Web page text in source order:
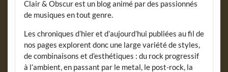
Clair & Obscur est un blog animé par des passionnés
de musiques en tout genre.
Les chroniques d’hier et d’aujourd’hui publiées au fil de
nos pages explorent donc une large variété de styles,
de combinaisons et d’esthétiques : du rock progressif
à l’ambient, en passant par le metal, le post-rock, la